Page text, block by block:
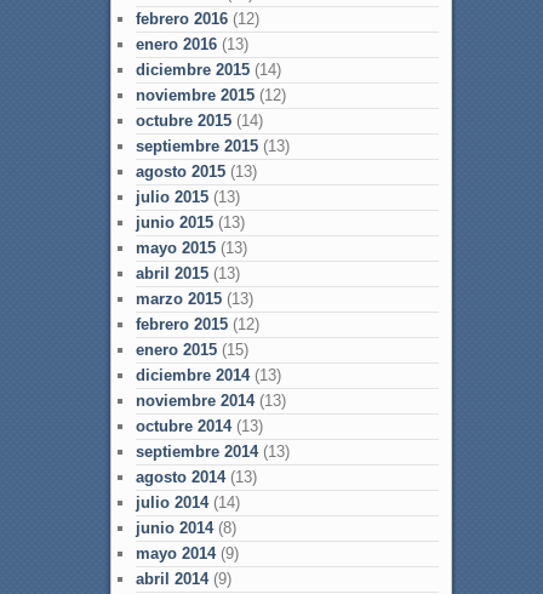
febrero 2016(12)
enero 2016(13)
diciembre 2015(14)
noviembre 2015(12)
octubre 2015(14)
septiembre 2015(13)
agosto 2015(13)
julio 2015(13)
junio 2015(13)
mayo 2015(13)
abril 2015(13)
marzo 2015(13)
febrero 2015(12)
enero 2015(15)
diciembre 2014(13)
noviembre 2014(13)
octubre 2014(13)
septiembre 2014(13)
agosto 2014(13)
julio 2014(14)
junio 2014(8)
mayo 2014(9)
abril 2014(9)